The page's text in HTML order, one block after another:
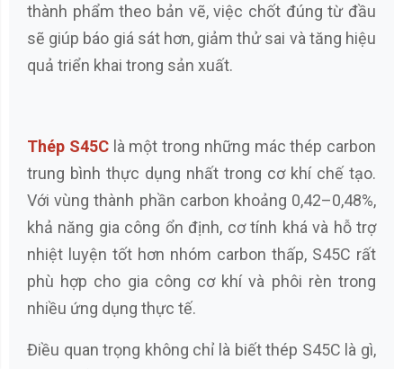
thành phẩm theo bản vẽ, việc chốt đúng từ đầu
sẽ giúp báo giá sát hơn, giảm thử sai và tăng hiệu
quả triển khai trong sản xuất.
Thép S45Clà một trong những mác thép carbon
trung bình thực dụng nhất trong cơ khí chế tạo.
Với vùng thành phần carbon khoảng 0,42–0,48%,
khả năng gia công ổn định, cơ tính khá và hỗ trợ
nhiệt luyện tốt hơn nhóm carbon thấp, S45C rất
phù hợp cho gia công cơ khí và phôi rèn trong
nhiều ứng dụng thực tế.
Điều quan trọng không chỉ là biết thép S45C là gì,